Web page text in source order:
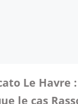
Le Havre
le cas